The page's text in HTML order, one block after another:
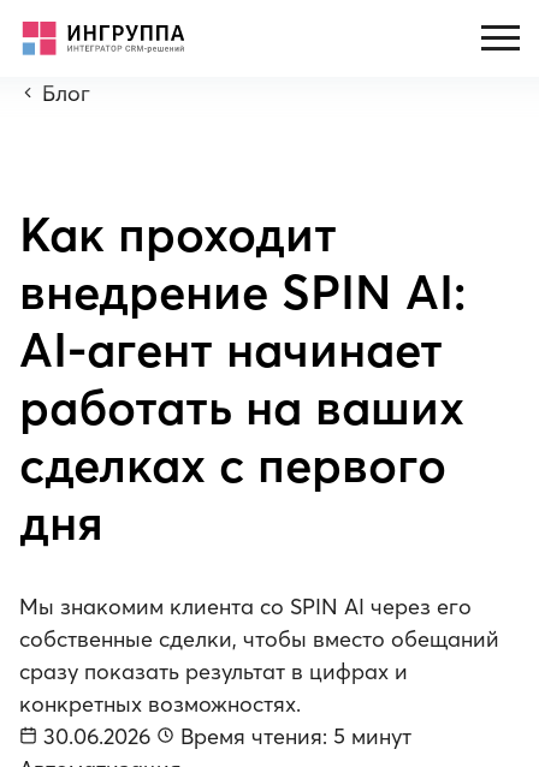
Блог
Как проходит
внедрение SPIN AI:
AI-агент начинает
работать на ваших
сделках с первого
дня
Мы знакомим клиента со SPIN AI через его
собственные сделки, чтобы вместо обещаний
сразу показать результат в цифрах и
конкретных возможностях.
30.06.2026
Время чтения: 5 минут